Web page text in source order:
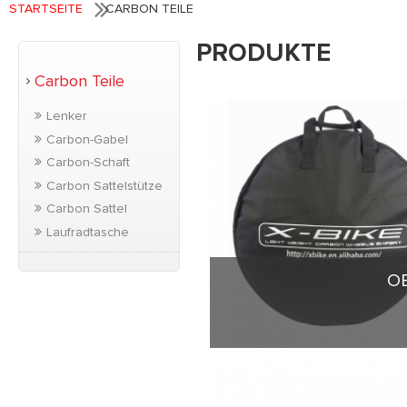
STARTSEITE CARBON TEILE
Carbon Teile
Lenker
Carbon-Gabel
Carbon-Schaft
Carbon Sattelstütze
Carbon Sattel
Laufradtasche
PRODUKTE